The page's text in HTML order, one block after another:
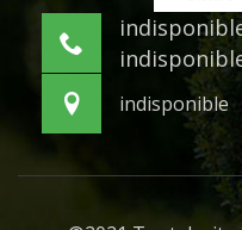
indisponible